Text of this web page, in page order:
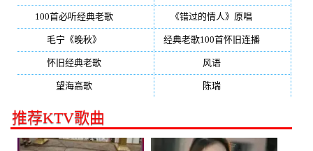
100首必听经典老歌 《错过的情人》原唱
毛宁《晚秋》 经典老歌100首怀旧连播(134)
怀旧经典老歌 风语(132)
望海高歌 陈瑞(128)
推荐KTV歌曲